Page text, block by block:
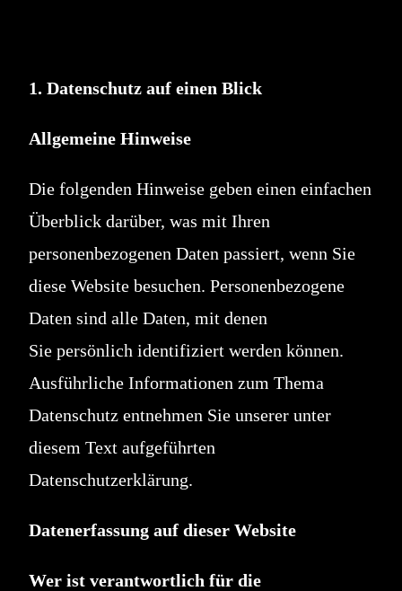
1. Datenschutz auf einen Blick
Allgemeine Hinweise
Die folgenden Hinweise geben einen einfachen
Überblick darüber, was mit Ihren
personenbezogenen Daten passiert, wenn Sie
diese Website besuchen. Personenbezogene
Daten sind alle Daten, mit denen
Sie persönlich identifiziert werden können.
Ausführliche Informationen zum Thema
Datenschutz entnehmen Sie unserer unter
diesem Text aufgeführten
Datenschutzerklärung.
Datenerfassung auf dieser Website
Wer ist verantwortlich für die